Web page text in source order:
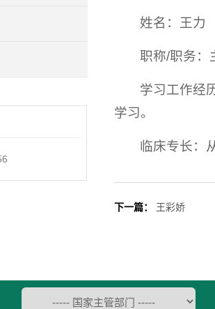
姓名：王力
职称/职务：
学习工作经
学习。
临床专长：
下一篇： 王彩娇